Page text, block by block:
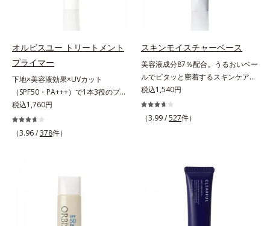
板状粉体が光を反射して、すっぴん
肌のようなナチュラルなツヤ感を演
出します。また、皮脂を吸着する
「あぶらとりパウダー(*3)」を配合
し、くずれ＆テカリを防いでサラサ
ラ肌が長時間続きます。パウダータ
イプながら、SPF50+・PA++++。パ
ウダーならではの軽いつけごこち
で、日焼け止めが苦手な方にもおす
合＝セミマット肌を叶える球状と板
状の粉体*2 シリカ6種類、セルロー
ス*3 シリカ配合＝皮脂を吸着する
ことを考えた設計。さらに美容成分
に包まれた水分保持力の高い粉体や
肌をいたわる保湿成分をたっぷり配
合しました。肌にやさしいだけでな
く、毛穴や凸凹、赤みをカバーし
て、自然な陶器肌を叶えます。*1
乾燥など*2 すべての人に皮膚刺激
ありません。
オルビスユー トリートメント
プライマー
下地×美容液効果×UVカット
（SPF50・PA+++）で1本3役のプラ
イマー。凹凸をつるんとなめらかに
(*1)整え、化粧ノリUPの高機能化粧
下地。“塗るたび高まる、素肌の美
凸をつるんとなめらかに(*1)。スキ
ンケア発想の化粧下地です。保湿成
分が肌全層(*2)に働きかけて、肌の
税込1,760円
（3.96 /378件）
スキンモイスチャーベース
美容液成分87％配合。うるおいベー
ルでピタッと密着するスキンケア発
想のメイク下地。化粧ノリ＆もち
UP！ファンデーションの仕上がり
を格上げする、スキンケア発想の化
の美しさと化粧もちが格段にUP。
さらにヒアルロン酸、ローヤルゼリ
ーエキスなどの保湿成分を含む美容
液成分を87％配合。大気汚染物質バ
リア成分(*)もプラスして、乾燥やダ
税込1,540円
（3.99 /527件）